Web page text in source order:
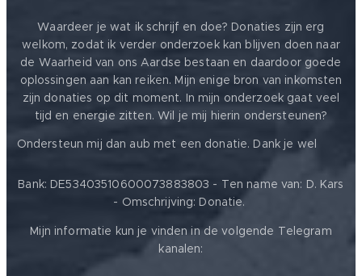
Waardeer je wat ik schrijf en doe? Donaties zijn erg
welkom, zodat ik verder onderzoek kan blijven doen naar
de Waarheid van ons Aardse bestaan en daardoor goede
oplossingen aan kan reiken. Mijn enige bron van inkomsten
zijn donaties op dit moment. In mijn onderzoek gaat veel
tijd en energie zitten. Wil je mij hierin ondersteunen?
Ondersteun mij dan aub met een donatie. Dank je wel
Bank: DE53403510600073883803 - Ten name van: D. Kars
- Omschrijving: Donatie.
Mijn informatie kun je vinden in de volgende Telegram
kanalen: